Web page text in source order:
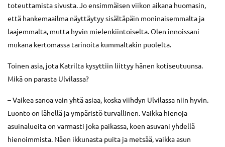
toteuttamista sivusta. Jo ensimmäisen viikon aikana huomasin,
että hankemaailma näyttäytyy sisältäpäin moninaisemmalta ja
laajemmalta, mutta hyvin mielenkiintoiselta. Olen innoissani
mukana kertomassa tarinoita kummaltakin puolelta.
Toinen asia, jota Katrilta kysyttiin liittyy hänen kotiseutuunsa.
Mikä on parasta Ulvilassa?
– Vaikea sanoa vain yhtä asiaa, koska viihdyn Ulvilassa niin hyvin.
Luonto on lähellä ja ympäristö turvallinen. Vaikka hienoja
asuinalueita on varmasti joka paikassa, koen asuvani yhdellä
hienoimmista. Näen ikkunasta puita ja metsää, vaikka asun